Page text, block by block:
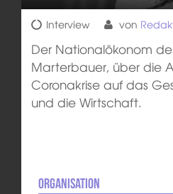
Interview von
Der Nationalökonom
Marterbauer, über die
Coronakrise auf das
und die Wirtschaft.
Organisation